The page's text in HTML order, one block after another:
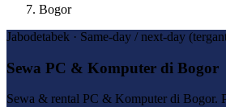
Bogor
Jabodetabek · Same-day / next-day
Sewa PC & Komputer di Bogor
Sewa & rental PC & Komputer di Bogor.